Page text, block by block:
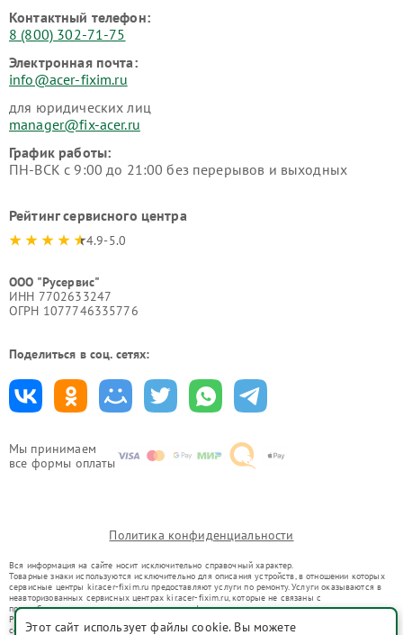
Мы принимаем
все формы оплаты
Контактный телефон:
8 (800) 302-71-75
Электронная почта:
info@acer-fixim.ru
для юридических лиц
manager@fix-acer.ru
График работы:
ПН-ВСК с 9:00 до 21:00 без перерывов и выходных
Рейтинг сервисного центра
4.9-5.0
ООО "Русервис"
ИНН 7702633247
ОГРН 1077746335776
Поделиться в соц. сетях:
Политика конфиденциальности
Вся информация на сайте носит исключительно справочный характер.
Товарные знаки используются исключительно для описания устройств, в отношении которых
сервисные центры kir.acer-fixim.ru предоставляют услуги по ремонту. Услуги оказываются в
неавторизованных сервисных центрах kir.acer-fixim.ru, которые не связаны с
правообладателями товарных знаков или их официальными представителями.
Ремонт осуществляется для устройств, уже введенных в гражданский оборот в соответствии
со статьей 1487 ГК РФ.
Этот сайт использует файлы cookie. Вы можете